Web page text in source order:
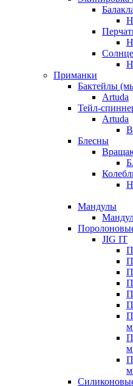
Приманки
Бактейлы
Artuda
Тейл-
Artuda
Блесны
Мандулы
JIG IT